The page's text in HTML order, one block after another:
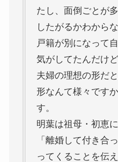
たし、面倒ごとが
したがるかわからな
戸籍が別になって
気がしてたんだけ
夫婦の理想の形だ
形なんて様々です
す。
明葉は祖母・初恵
「離婚して付き合
ってくることを伝